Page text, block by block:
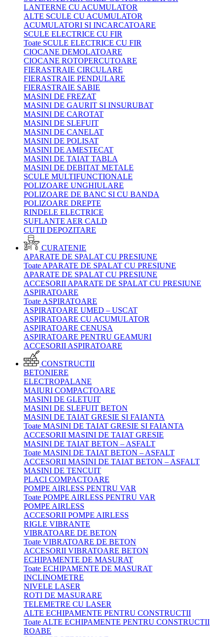
LANTERNE CU ACUMULATOR
ALTE SCULE CU ACUMULATOR
ACUMULATORI SI INCARCATOARE
SCULE ELECTRICE CU FIR
Toate SCULE ELECTRICE CU FIR
CIOCANE DEMOLATOARE
CIOCANE ROTOPERCUTOARE
FIERASTRAIE CIRCULARE
FIERASTRAIE PENDULARE
FIERASTRAIE SABIE
MASINI DE FREZAT
MASINI DE GAURIT SI INSURUBAT
MASINI DE CAROTAT
MASINI DE SLEFUIT
MASINI DE CANELAT
MASINI DE POLISAT
MASINI DE AMESTECAT
MASINI DE TAIAT TABLA
MASINI DE DEBITAT METALE
SCULE MULTIFUNCTIONALE
POLIZOARE UNGHIULARE
POLIZOARE DE BANC SI CU BANDA
POLIZOARE DREPTE
RINDELE ELECTRICE
SUFLANTE AER CALD
CUTII DEPOZITARE
CURATENIE
APARATE DE SPALAT CU PRESIUNE
Toate APARATE DE SPALAT CU PRESIUNE
APARATE DE SPALAT CU PRESIUNE
ACCESORII APARATE DE SPALAT CU PRESIUNE
ASPIRATOARE
Toate ASPIRATOARE
ASPIRATOARE UMED – USCAT
ASPIRATOARE CU ACUMULATOR
ASPIRATOARE CENUSA
ASPIRATOARE PENTRU GEAMURI
ACCESORII ASPIRATOARE
CONSTRUCTII
BETONIERE
ELECTROPALANE
MAIURI COMPACTOARE
MASINI DE GLETUIT
MASINI DE SLEFUIT BETON
MASINI DE TAIAT GRESIE SI FAIANTA
Toate MASINI DE TAIAT GRESIE SI FAIANTA
ACCESORII MASINI DE TAIAT GRESIE
MASINI DE TAIAT BETON – ASFALT
Toate MASINI DE TAIAT BETON – ASFALT
ACCESORII MASINI DE TAIAT BETON – ASFALT
MASINI DE TENCUIT
PLACI COMPACTOARE
POMPE AIRLESS PENTRU VAR
Toate POMPE AIRLESS PENTRU VAR
POMPE AIRLESS
ACCESORII POMPE AIRLESS
RIGLE VIBRANTE
VIBRATOARE DE BETON
Toate VIBRATOARE DE BETON
ACCESORII VIBRATOARE BETON
ECHIPAMENTE DE MASURAT
Toate ECHIPAMENTE DE MASURAT
INCLINOMETRE
NIVELE LASER
ROTI DE MASURARE
TELEMETRE CU LASER
ALTE ECHIPAMENTE PENTRU CONSTRUCTII
Toate ALTE ECHIPAMENTE PENTRU CONSTRUCTII
ROABE